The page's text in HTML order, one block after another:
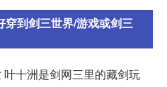
到剑三世界/游戏或剑三
十洲是剑网三里的藏剑玩